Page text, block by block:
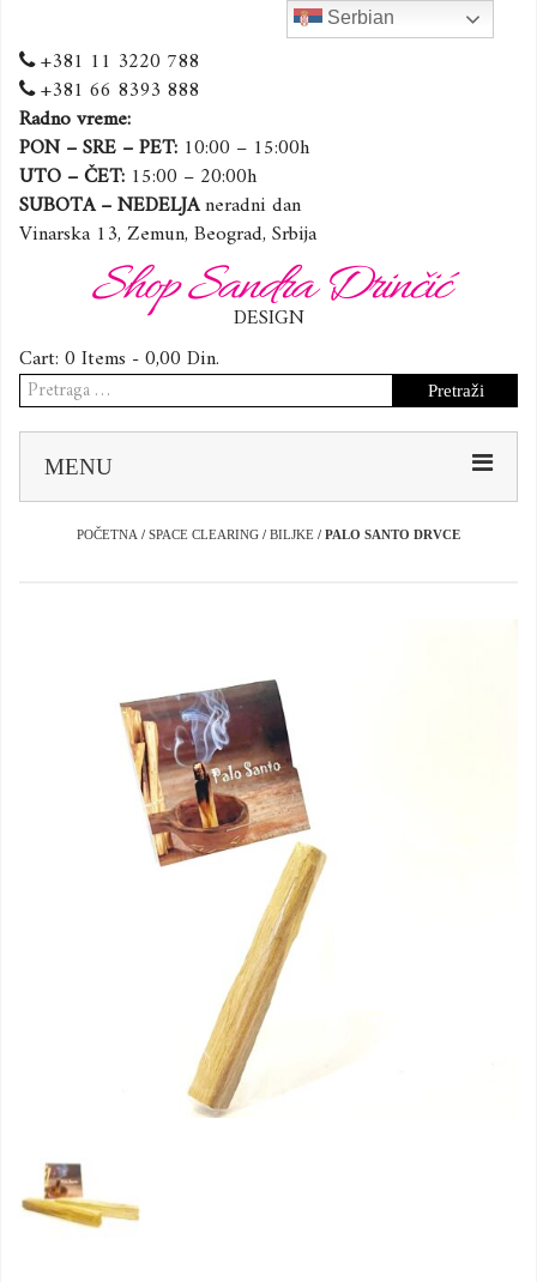
+381 11 3220 788
+381 66 8393 888
Radno vreme:
PON – SRE – PET: 10:00 – 15:00h
UTO – ČET: 15:00 – 20:00h
SUBOTA – NEDELJAneradni dan
Vinarska 13, Zemun, Beograd, Srbija
Shop Sandra Drinčić
DESIGN
Cart: 0 Items -0,00 Din.
Pretraga
za:
MENU
POČETNA / SPACE CLEARING / BILJKE / PALO SANTO DRVCE
Serbian